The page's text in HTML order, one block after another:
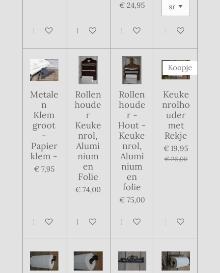
In winkelwagenIn winkelwagen
€ 24,95
In winkelwagenIn winkelwagen
Metale
n
Klem
groot
-
Papier
klem -
€ 7,95
In winkelwagen
Rollen
houde
r
Keuke
nrol,
Alumi
nium
en
Folie
€ 74,00
In winkelwagen
Rollen
houde
r -
Hout -
Keuke
nrol,
Alumi
nium
en
folie
€ 75,00
In winkelwagen
Koopje
Keuke
nrolho
uder
met
Rekje
€ 19,95
€ 26,00
In winkelwagen